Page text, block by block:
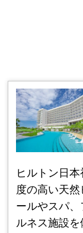
ヒルトン日
度の高い天
ールやスパ
ルネス施設